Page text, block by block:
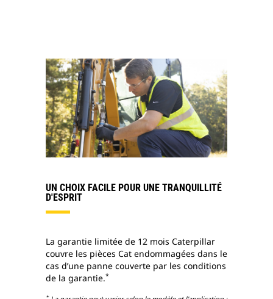
UN CHOIX FACILE POUR UNE TRANQUILLITÉ
D'ESPRIT
La garantie limitée de 12 mois Caterpillar
couvre les pièces Cat endommagées dans le
cas d’une panne couverte par les conditions
de la garantie.*
*